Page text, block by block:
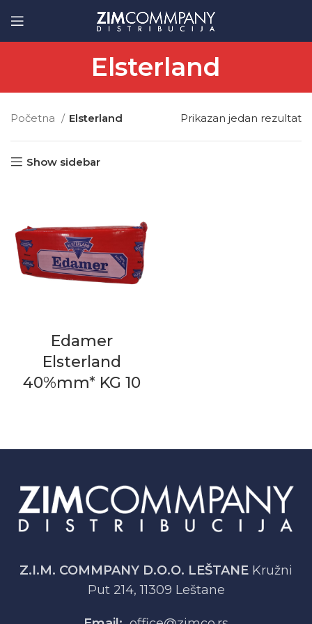
Elsterland
Početna Elsterland Prikazan jedan rezultat
Show sidebar
Edamer
Elsterland
40%mm* KG 10
Z.I.M. COMMPANY D.O.O. LEŠTANE Kružni
Put 214, 11309 Leštane